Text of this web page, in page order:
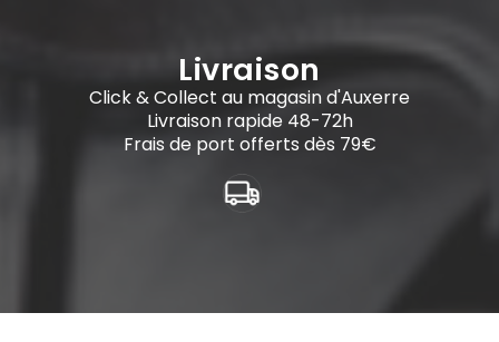
Livraison
Click & Collect au magasin d'Auxerre
Livraison rapide 48-72h
Frais de port offerts dès 79€